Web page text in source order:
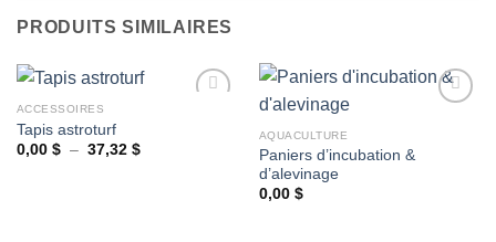
18,50 $
PRODUITS SIMILAIRES
ACCESSOIRES
Tapis astroturf
0,00 $ – 37,32 $Plage
AQUACULTURE
Paniers d’incubation &
d’alevinage
0,00 $